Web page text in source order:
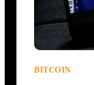
BITCOIN